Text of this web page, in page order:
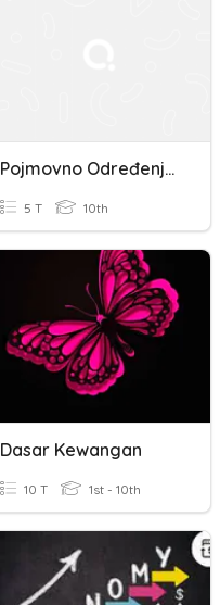
Pojmovno Određenje Makroekonomije
5 T 10th
Dasar Kewangan
10 T 1st - 10th